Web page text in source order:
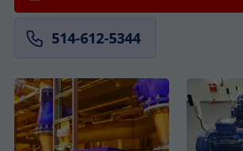
514-612-5344